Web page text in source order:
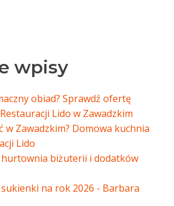
wpisy
obiad? Sprawdź ofertę
Lido w Zawadzkim
w Zawadzkim? Domowa kuchnia
Lido
hurtownia biżuterii i dodatków
na rok 2026 - Barbara